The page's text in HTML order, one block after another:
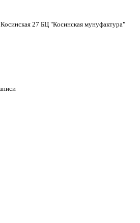
27 БЦ "Косинская мунуфактура"